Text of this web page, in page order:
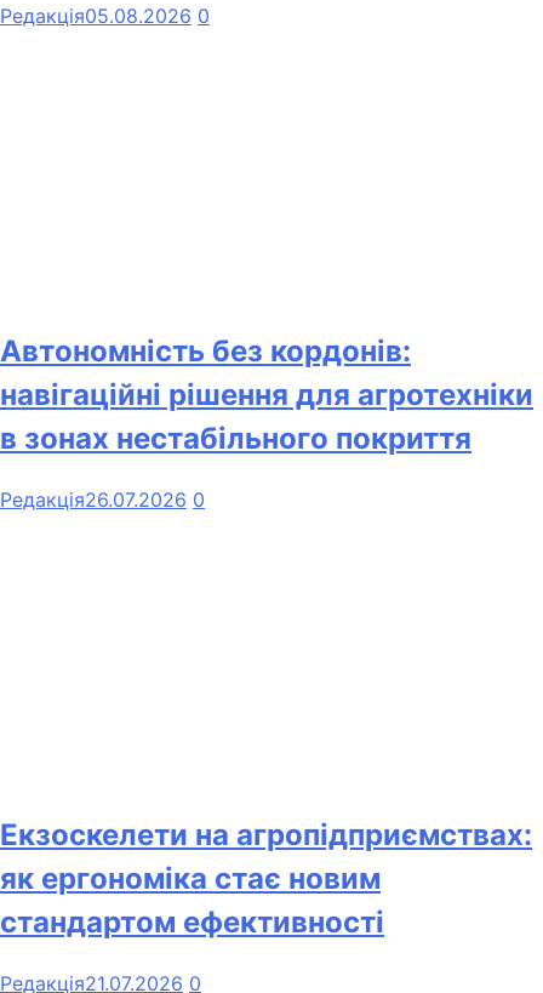
Редакція05.08.2026 0
Автономність без кордонів:
навігаційні рішення для агротехніки
в зонах нестабільного покриття
Редакція26.07.2026 0
Екзоскелети на агропідприємствах:
як ергономіка стає новим
стандартом ефективності
Редакція21.07.2026 0